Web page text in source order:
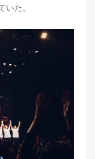
た。